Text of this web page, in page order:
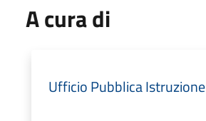
A cura di
Ufficio Pubblica Istruzione